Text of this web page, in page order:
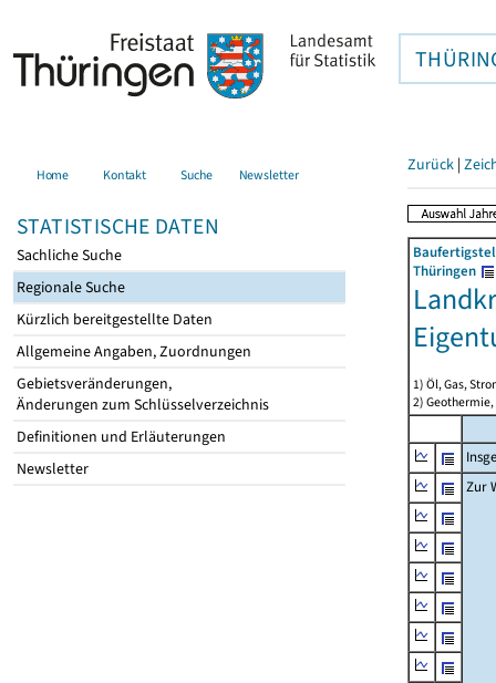
Home Kontakt Suche Newsletter
STATISTISCHE DATEN
Sachliche Suche
Regionale Suche
Kürzlich bereitgestellte Daten
Allgemeine Angaben, Zuordnungen
Gebietsveränderungen,
Änderungen zum Schlüsselverzeichnis
Definitionen und Erläuterungen
Newsletter
Zurück |
Thüringen
1) Öl, Gas,
2)
Zur